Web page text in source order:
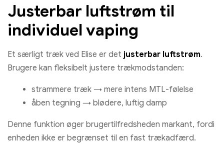
Justerbar luftstrøm til
individuel vaping
Et særligt træk ved Elise er det justerbar luftstrøm.
Brugere kan fleksibelt justere trækmodstanden:
strammere træk → mere intens MTL-følelse
åben tegning → blødere, luftig damp
Denne funktion øger brugertilfredsheden markant, fordi
enheden ikke er begrænset til en fast trækadfærd.